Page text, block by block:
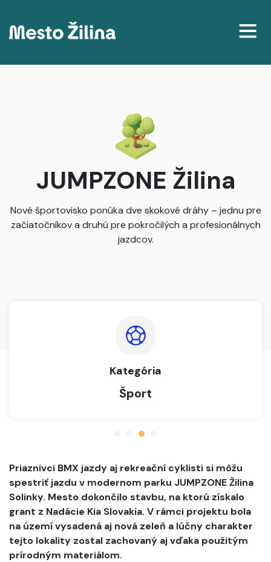
Projekty
Delenie príjmov podľa katastrálneho územia
JUMPZONE Žilina
Nové športovisko ponúka dve skokové dráhy – jednu pre
začiatočníkov a druhú pre pokročilých a profesionálnych
jazdcov.
Mestská časť
Solinky
Priaznivci BMX jazdy aj rekreační cyklisti si môžu
spestriť jazdu v modernom parku JUMPZONE Žilina
Solinky. Mesto dokončilo stavbu, na ktorú získalo
grant z Nadácie Kia Slovakia. V rámci projektu bola
na území vysadená aj nová zeleň a lúčny charakter
tejto lokality zostal zachovaný aj vďaka použitým
prírodným materiálom.